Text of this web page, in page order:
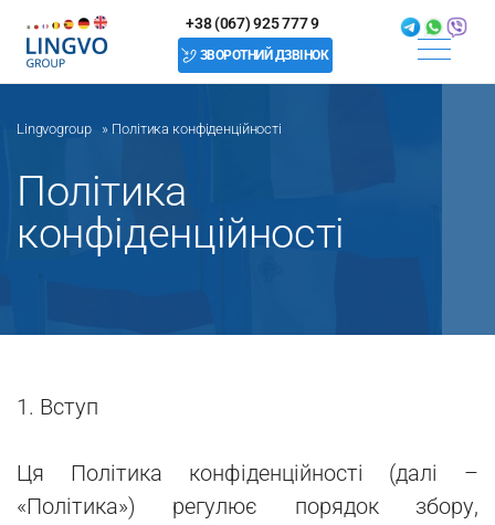
+38 (067) 925 777 9
ЗВОРОТНИЙ ДЗВІНОК
Lingvogroup » Політика конфіденційності
Політика
конфіденційності
1. Вступ
Ця Політика конфіденційності (далі –
«Політика») регулює порядок збору,